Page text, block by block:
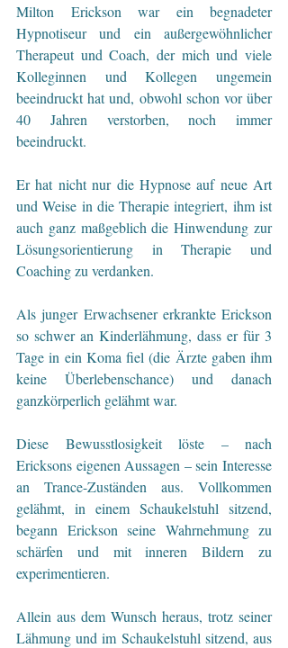
Milton Erickson war ein begnadeter
Hypnotiseur und ein außergewöhnlicher
Therapeut und Coach, der mich und viele
Kolleginnen und Kollegen ungemein
beeindruckt hat und, obwohl schon vor über
40 Jahren verstorben, noch immer
beeindruckt.
Er hat nicht nur die Hypnose auf neue Art
und Weise in die Therapie integriert, ihm ist
auch ganz maßgeblich die Hinwendung zur
Lösungsorientierung in Therapie und
Coaching zu verdanken.
Als junger Erwachsener erkrankte Erickson
so schwer an Kinderlähmung, dass er für 3
Tage in ein Koma fiel (die Ärzte gaben ihm
keine Überlebenschance) und danach
ganzkörperlich gelähmt war.
Diese Bewusstlosigkeit löste – nach
Ericksons eigenen Aussagen – sein Interesse
an Trance-Zuständen aus. Vollkommen
gelähmt, in einem Schaukelstuhl sitzend,
begann Erickson seine Wahrnehmung zu
schärfen und mit inneren Bildern zu
experimentieren.
Allein aus dem Wunsch heraus, trotz seiner
Lähmung und im Schaukelstuhl sitzend, aus